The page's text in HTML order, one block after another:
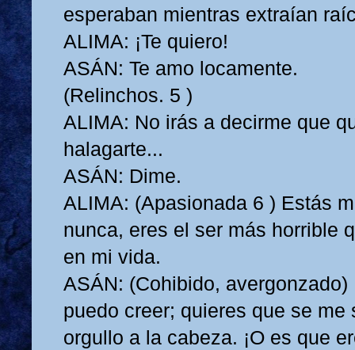
esperaban mientras extraían
ALIMA: ¡Te quiero!
ASÁN: Te amo locamente.
(Relinchos. 5 )
ALIMA: No irás a decirme que
halagarte...
ASÁN: Dime.
ALIMA: (Apasionada 6 ) Estás
nunca, eres el ser más horrible
en mi vida.
ASÁN: (Cohibido, avergonzado)
puedo creer; quieres que se me
orgullo a la cabeza. ¡O es que